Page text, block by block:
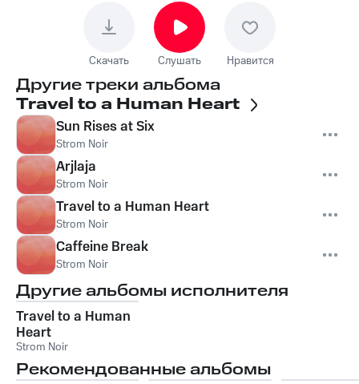
Скачать Слушать Нравится
Другие треки альбома
Travel to a Human Heart
Sun Rises at Six
Strom Noir
Arjlaja
Strom Noir
Travel to a Human Heart
Strom Noir
Caffeine Break
Strom Noir
Другие альбомы исполнителя
Travel to a Human
Heart
Strom Noir
Рекомендованные альбомы